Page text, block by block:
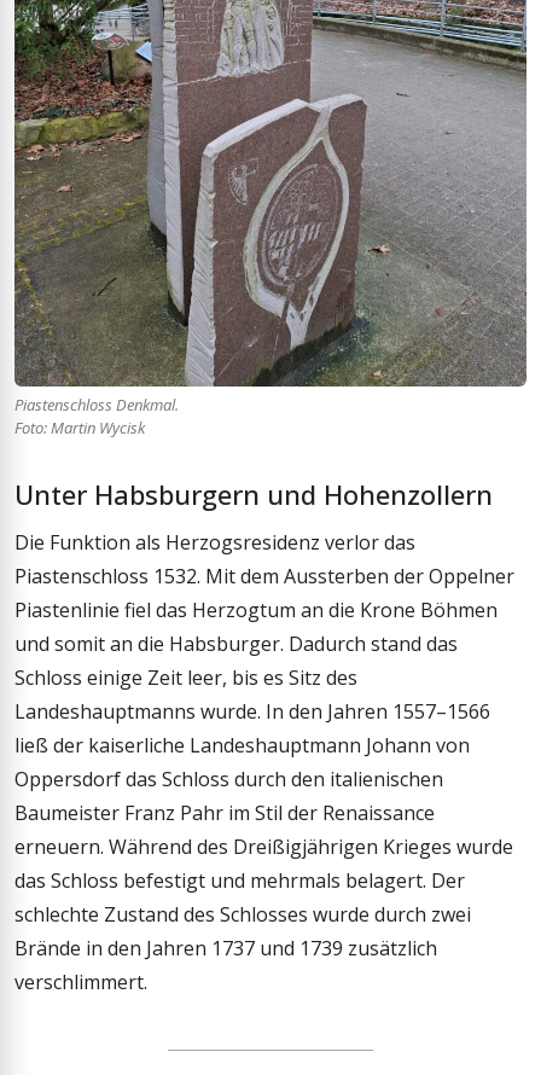
Piastenschloss Denkmal.
Foto: Martin Wycisk
Unter Habsburgern und Hohenzollern
Die Funktion als Herzogsresidenz verlor das
Piastenschloss 1532. Mit dem Aussterben der Oppelner
Piastenlinie fiel das Herzogtum an die Krone Böhmen
und somit an die Habsburger. Dadurch stand das
Schloss einige Zeit leer, bis es Sitz des
Landeshauptmanns wurde. In den Jahren 1557–1566
ließ der kaiserliche Landeshauptmann Johann von
Oppersdorf das Schloss durch den italienischen
Baumeister Franz Pahr im Stil der Renaissance
erneuern. Während des Dreißigjährigen Krieges wurde
das Schloss befestigt und mehrmals belagert. Der
schlechte Zustand des Schlosses wurde durch zwei
Brände in den Jahren 1737 und 1739 zusätzlich
verschlimmert.